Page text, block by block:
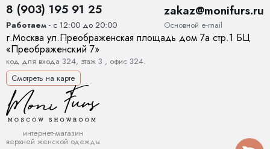
8 (903) 195 91 25
Работаем - с 12:00 до 20:00
zakaz@monifurs.ru
Основной е-mail
г.Москва ул.Преображенская площадь дом 7а стр.1 БЦ
«Преображенский 7»
код для входа 324, этаж 3 , офис 324.
Смотреть на карте
интернет-магазин
верхней женской одежды